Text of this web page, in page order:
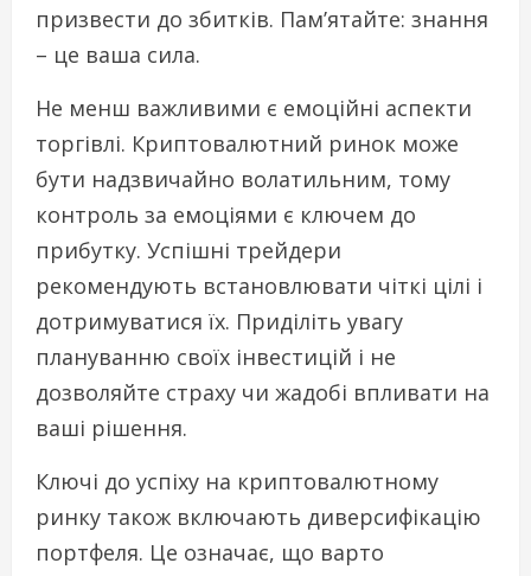
призвести до збитків. Пам’ятайте: знання
– це ваша сила.
Не менш важливими є емоційні аспекти
торгівлі. Криптовалютний ринок може
бути надзвичайно волатильним, тому
контроль за емоціями є ключем до
прибутку. Успішні трейдери
рекомендують встановлювати чіткі цілі і
дотримуватися їх. Приділіть увагу
плануванню своїх інвестицій і не
дозволяйте страху чи жадобі впливати на
ваші рішення.
Ключі до успіху на криптовалютному
ринку також включають диверсифікацію
портфеля. Це означає, що варто